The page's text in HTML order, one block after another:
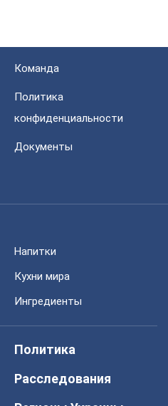
Команда
Политика
конфиденциальности
Документы
Напитки
Кухни мира
Ингредиенты
Политика
Расследования